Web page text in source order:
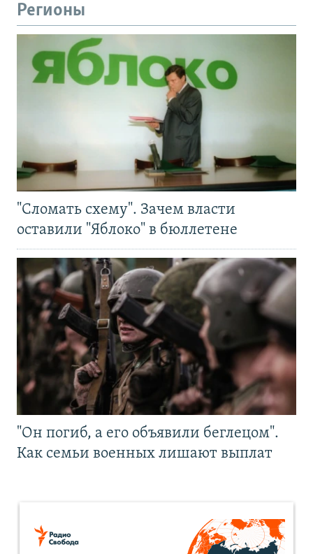
Регионы
"Сломать схему". Зачем власти
оставили "Яблоко" в бюллетене
"Он погиб, а его объявили беглецом".
Как семьи военных лишают выплат